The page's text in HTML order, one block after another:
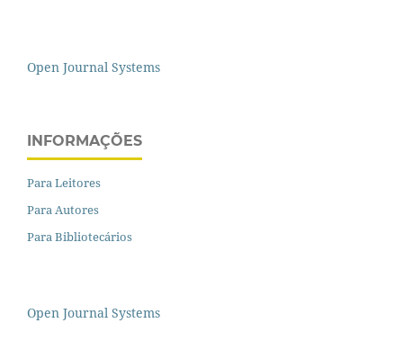
Open Journal Systems
INFORMAÇÕES
Para Leitores
Para Autores
Para Bibliotecários
Open Journal Systems